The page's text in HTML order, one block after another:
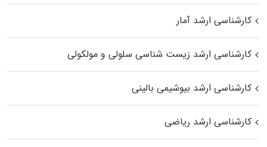
کارشناسی ارشد آمار
کارشناسی ارشد زیست شناسی سلولی و مولکولی
کارشناسی ارشد بیوشیمی بالینی
کارشناسی ارشد ریاضی